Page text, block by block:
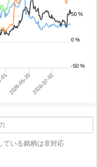
2026-05-20 2026-07-02
-50 %
0 %
50 %
いる銘柄は非対応